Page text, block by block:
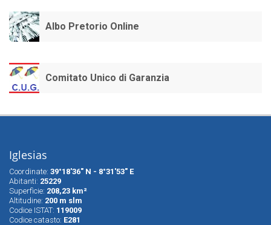
Albo Pretorio Online
Comitato Unico di Garanzia
Iglesias
Coordinate: 39°18'36" N - 8°31'53" E
Abitanti: 25229
Superfìcie: 208,23 km²
Altitudine: 200 m slm
Codice ISTAT: 119009
Codice catasto: E281